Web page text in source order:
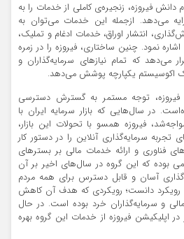
دانش فیروزه، زنجیره‌ی کاملی از خدمات را به
می‌دهد. ازجمله این خدمات می‌توان به
انتشار اوراق، خدمات ادغام و تملیک،
نمود. چنین ساختاری، فیروزه را در زمره
می‌دهد که تمام نیازهای سرمایه‌گذاران و
یک اکوسیستم یکپارچه پوشش می‌دهد.
فیروزه، توجه مستمر به گسترش دسترسی
در سال‌هایی که بازار سرمایه ایران با
فیروزه همسو با تحولات این بازار،
سرمایه‌گذاری آنلاین را در دستور کار
فناوری و ارائه خدمات مالی بر بسترهای
بوده که این گروه در سال‌های اخیر بر آن
آسان و قابل دسترس برای همه مردم
رویکرد دانست؛ رویکردی که هدف آن کاهش
و سرمایه‌گذاران خرد بوده است. در حال
کاربر در اپلیکیشن فیروزه از خدمات این گروه بهره‌